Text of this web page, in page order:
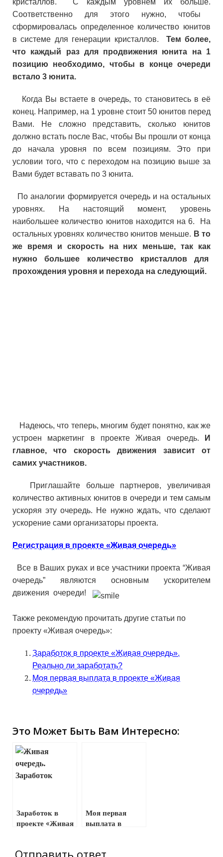
Соответственно для этого нужно, чтобы
сформировалась определенное количество юнитов
в системе для генерации кристаллов. Тем более,
что каждый раз для продвижения юнита на 1
позицию необходимо, чтобы в конце очереди
встало 3 юнита.
Когда Вы встаете в очередь, то становитесь в её
конец. Например, на 1 уровне стоит 50 юнитов перед
Вами. Не сложно представить, сколько юнитов
должно встать после Вас, чтобы Вы прошли от конца
до начала уровня по всем позициям. Это при
условии того, что с переходом на позицию выше за
Вами будет вставать по 3 юнита.
По аналогии формируется очередь и на остальных
уровнях. На настоящий момент, уровень
наибольшее количество юнитов находится на 6. На
остальных уровнях количество юнитов меньше. В то
же время и скорость на них меньше, так как
нужно большее количество кристаллов для
прохождения уровня и перехода на следующий.
Надеюсь, что теперь, многим будет понятно, как же
устроен маркетинг в проекте Живая очередь.
И
главное, что скорость движения зависит от
самих участников.
Приглашайте больше партнеров, увеличивая
количество активных юнитов в очереди и тем самым
ускоряя эту очередь. Не нужно ждать, что сделают
ускорение сами организаторы проекта.
Регистрация в проекте «Живая очередь»
Все в Ваших руках и все участники проекта “Живая
очередь” являются основным ускорителем
движения очереди!
Также рекомендую прочитать другие статьи по
проекту «Живая очередь»:
Заработок в проекте «Живая очередь».
Реально ли заработать?
Моя первая выплата в проекте «Живая
очередь»
Это Может Быть Вам Интересно:
Заработок в
проекте «Живая
заработать?
Моя первая
выплата в
Отправить ответ